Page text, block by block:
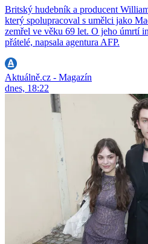
Britský hudebník a producent
který spolupracoval s umělci jako
zemřel ve věku 69 let. O jeho úmrtí
přátelé, napsala agentura AFP.
Aktuálně.cz - Magazín
dnes, 18:22